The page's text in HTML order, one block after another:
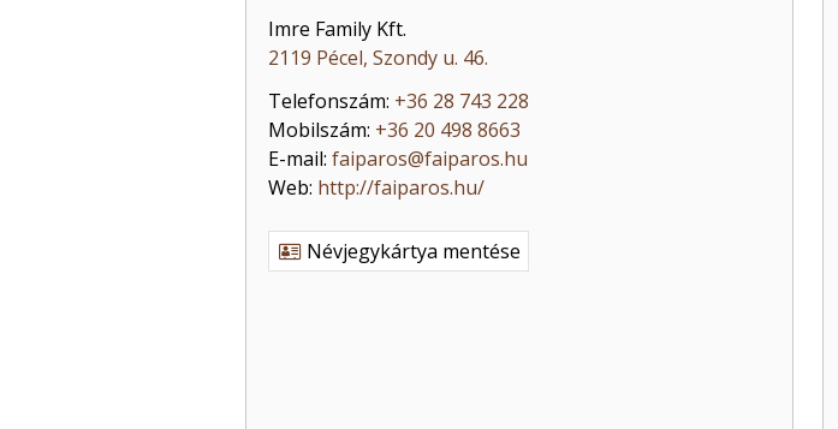
Imre Family Kft.
2119 Pécel, Szondy u. 46.
Telefonszám: +36 28 743 228
Mobilszám: +36 20 498 8663
E-mail: faiparos@faiparos.hu
Web: http://faiparos.hu/
Névjegykártya mentése